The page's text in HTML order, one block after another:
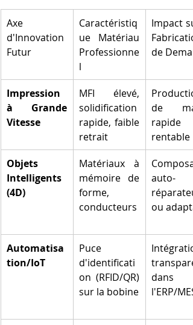
Axe
d'Innovation
Futur
Caractéristiq
ue Matériau
Professionne
l
Impact
de
Impression
à Grande
Vitesse
MFI élevé,
solidification
rapide, faible
retrait
de
rapide
rentable
Objets
Intelligents
(4D)
Matériaux à
mémoire de
forme,
conducteurs
auto-
ou
Automatisa
tion/IoT
Puce
d'identificati
on (RFID/QR)
sur la bobine
dans
l'ERP/MES